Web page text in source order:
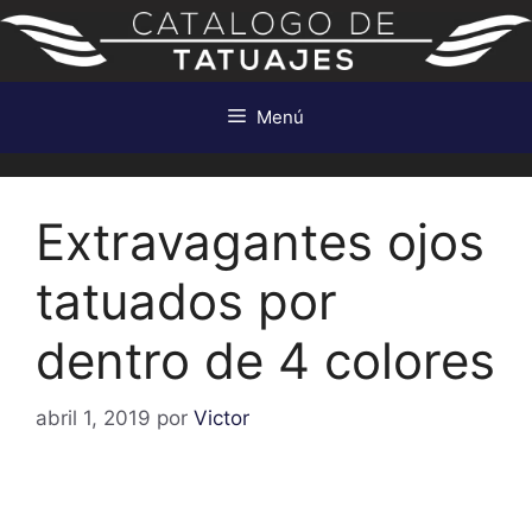
Saltar
contenido
Menú
Extravagantes ojos
tatuados por
dentro de 4 colores
abril 1, 2019 por Victor